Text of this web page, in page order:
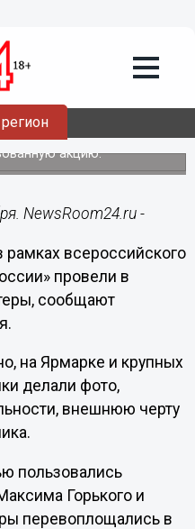
усы Горького
акцию.
NewsRoom24.ru -
всероссийского
провели в
сообщают
на Ярмарке и крупных
делали фото,
внешнюю черту
пользовались
Горького и
перевоплощались в